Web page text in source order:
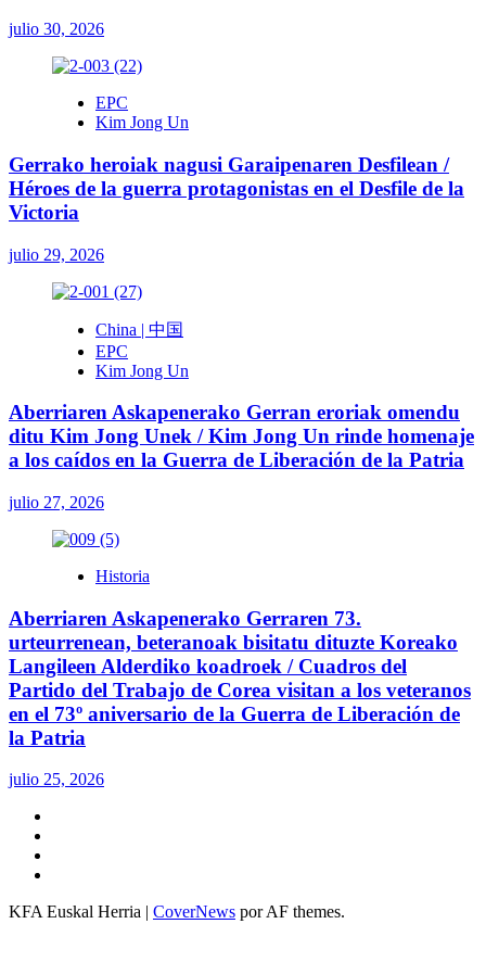
julio 30, 2026
EPC
Kim Jong Un
Gerrako heroiak nagusi Garaipenaren Desfilean /
Héroes de la guerra protagonistas en el Desfile de la
Victoria
julio 29, 2026
China | 中国
EPC
Kim Jong Un
Aberriaren Askapenerako Gerran eroriak omendu
ditu Kim Jong Unek / Kim Jong Un rinde homenaje
a los caídos en la Guerra de Liberación de la Patria
julio 27, 2026
Historia
Aberriaren Askapenerako Gerraren 73.
urteurrenean, beteranoak bisitatu dituzte Koreako
Langileen Alderdiko koadroek / Cuadros del
Partido del Trabajo de Corea visitan a los veteranos
en el 73º aniversario de la Guerra de Liberación de
la Patria
julio 25, 2026
KFA Euskal Herria | CoverNews por AF themes.